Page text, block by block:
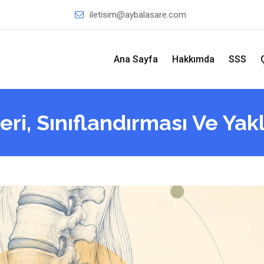
iletisim@aybalasare.com
Ana Sayfa Hakkımda SSS
Sınıflandırması Ve